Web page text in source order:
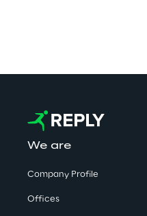
We are
Company Profile
Offices